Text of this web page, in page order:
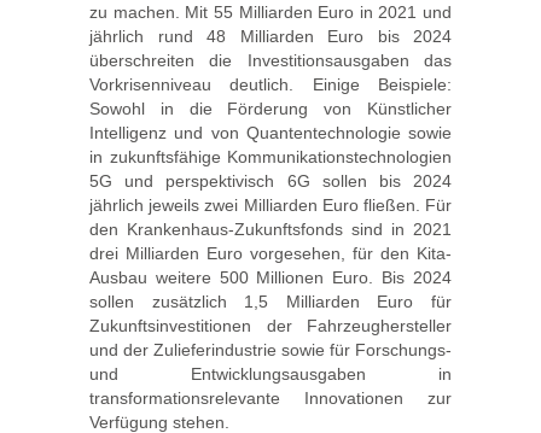
zu machen. Mit 55 Milliarden Euro in 2021 und
jährlich rund 48 Milliarden Euro bis 2024
überschreiten die Investitionsausgaben das
Vorkrisenniveau deutlich. Einige Beispiele:
Sowohl in die Förderung von Künstlicher
Intelligenz und von Quantentechnologie sowie
in zukunftsfähige Kommunikationstechnologien
5G und perspektivisch 6G sollen bis 2024
jährlich jeweils zwei Milliarden Euro fließen. Für
den Krankenhaus-Zukunftsfonds sind in 2021
drei Milliarden Euro vorgesehen, für den Kita-
Ausbau weitere 500 Millionen Euro. Bis 2024
sollen zusätzlich 1,5 Milliarden Euro für
Zukunftsinvestitionen der Fahrzeughersteller
und der Zulieferindustrie sowie für Forschungs-
und Entwicklungsausgaben in
transformationsrelevante Innovationen zur
Verfügung stehen.